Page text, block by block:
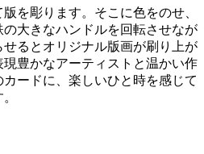
を彫ります。そこに色をのせ、
大きなハンドルを回転させなが
るとオリジナル版画が刷り上が
豊かなアーティストと温かい作
ードに、楽しいひと時を感じて